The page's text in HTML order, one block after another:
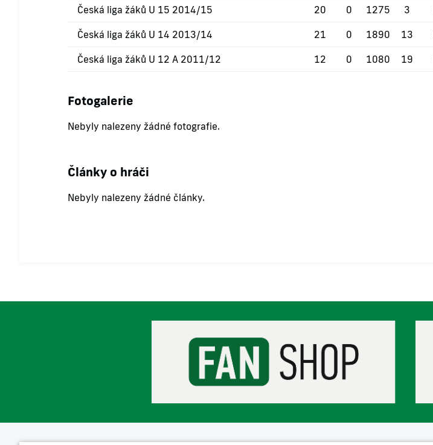
Česká liga žáků U 15 2014/15 20 0 1275 3
Česká liga žáků U 14 2013/14 21 0 1890 13
Česká liga žáků U 12 A 2011/12 12 0 1080 19
Fotogalerie
Nebyly nalezeny žádné fotografie.
Články o hráči
Nebyly nalezeny žádné články.